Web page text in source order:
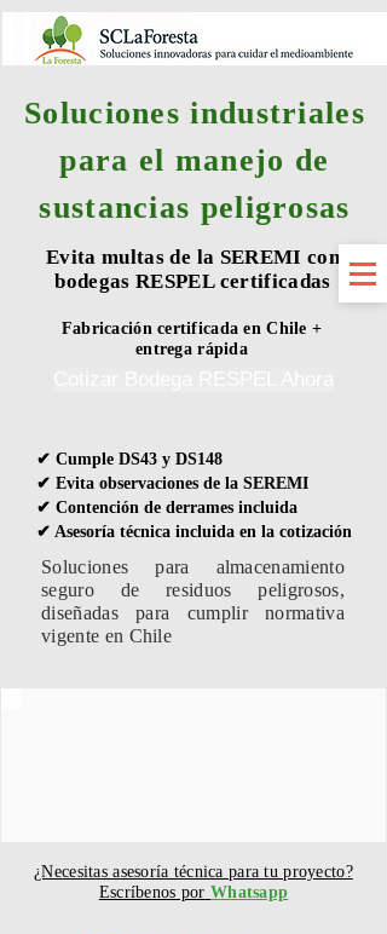
Soluciones industriales
para el manejo de
sustancias peligrosas
Evita multas de la SEREMI con
bodegas RESPEL certificadas
Fabricación certificada en Chile +
entrega rápida
✔ Cumple DS43 y DS148
✔ Evita observaciones de la SEREMI
✔ Contención de derrames incluida
✔ Asesoría técnica incluida en la cotización
Soluciones para almacenamiento
seguro de residuos peligrosos,
diseñadas para cumplir normativa
vigente en Chile
¿Necesitas asesoría técnica para tu proyecto?
Escríbenos por Whatsapp